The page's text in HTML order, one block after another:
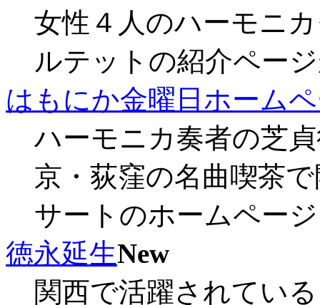
女性４人のハーモニ
ルテットの紹介ペー
はもにか金曜日ホーム
ハーモニカ奏者の芝
京・荻窪の名曲喫茶
サートのホームペー
徳永延生New
関西で活躍されてい